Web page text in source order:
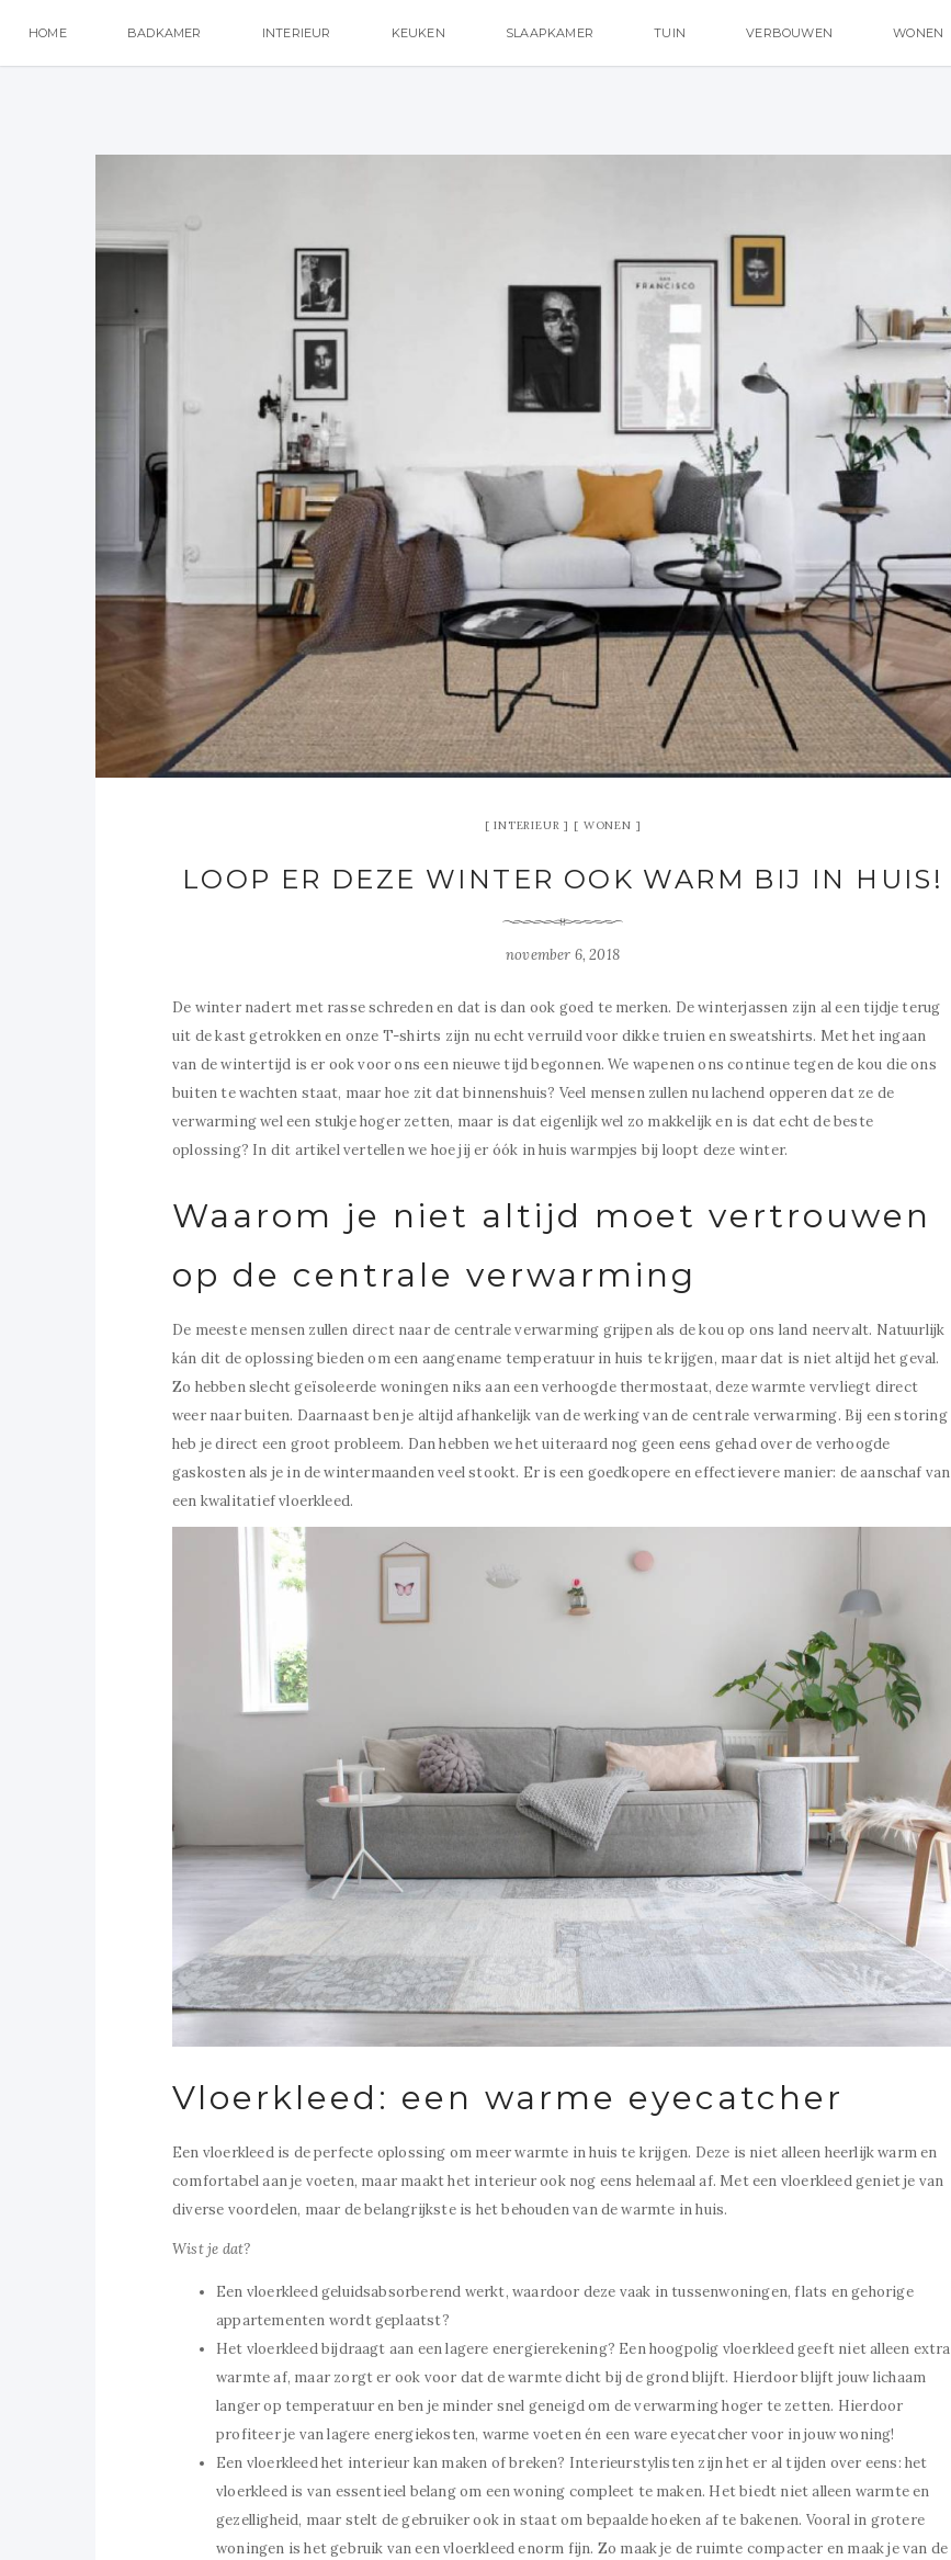
HOME BADKAMER INTERIEUR KEUKEN SLAAPKAMER TUIN VERBOUWEN WONEN
INTERIEUR WONEN
LOOP ER DEZE WINTER OOK WARM BIJ IN HUIS!
november 6, 2018
De winter nadert met rasse schreden en dat is dan ook goed te merken. De winterjassen zijn al een tijdje terug
uit de kast getrokken en onze T-shirts zijn nu echt verruild voor dikke truien en sweatshirts. Met het ingaan
van de wintertijd is er ook voor ons een nieuwe tijd begonnen. We wapenen ons continue tegen de kou die ons
buiten te wachten staat, maar hoe zit dat binnenshuis? Veel mensen zullen nu lachend opperen dat ze de
verwarming wel een stukje hoger zetten, maar is dat eigenlijk wel zo makkelijk en is dat echt de beste
oplossing? In dit artikel vertellen we hoe jij er óók in huis warmpjes bij loopt deze winter.
Waarom je niet altijd moet vertrouwen
op de centrale verwarming
De meeste mensen zullen direct naar de centrale verwarming grijpen als de kou op ons land neervalt. Natuurlijk
kán dit de oplossing bieden om een aangename temperatuur in huis te krijgen, maar dat is niet altijd het geval.
Zo hebben slecht geïsoleerde woningen niks aan een verhoogde thermostaat, deze warmte vervliegt direct
weer naar buiten. Daarnaast ben je altijd afhankelijk van de werking van de centrale verwarming. Bij een storing
heb je direct een groot probleem. Dan hebben we het uiteraard nog geen eens gehad over de verhoogde
gaskosten als je in de wintermaanden veel stookt. Er is een goedkopere en effectievere manier: de aanschaf van
een kwalitatief vloerkleed.
Vloerkleed: een warme eyecatcher
Een vloerkleed is de perfecte oplossing om meer warmte in huis te krijgen. Deze is niet alleen heerlijk warm en
comfortabel aan je voeten, maar maakt het interieur ook nog eens helemaal af. Met een vloerkleed geniet je van
diverse voordelen, maar de belangrijkste is het behouden van de warmte in huis.
Wist je dat?
Een vloerkleed geluidsabsorberend werkt, waardoor deze vaak in tussenwoningen, flats en gehorige
appartementen wordt geplaatst?
Het vloerkleedbijdraagt aan een lagere energierekening? Een hoogpolig vloerkleed geeft niet alleen extra
warmte af, maar zorgt er ook voor dat de warmte dicht bij de grond blijft. Hierdoor blijft jouw lichaam
langer op temperatuur en ben je minder snel geneigd om de verwarming hoger te zetten. Hierdoor
profiteer je van lagere energiekosten, warme voeten én een ware eyecatcher voor in jouw woning!
Een vloerkleed het interieur kan maken of breken? Interieurstylisten zijn het er al tijden over eens: het
vloerkleed is van essentieel belang om een woning compleet te maken. Het biedt niet alleen warmte en
gezelligheid, maar stelt de gebruiker ook in staat om bepaalde hoeken af te bakenen. Vooral in grotere
woningen is het gebruik van een vloerkleed enorm fijn. Zo maak je de ruimte compacter en maak je van de